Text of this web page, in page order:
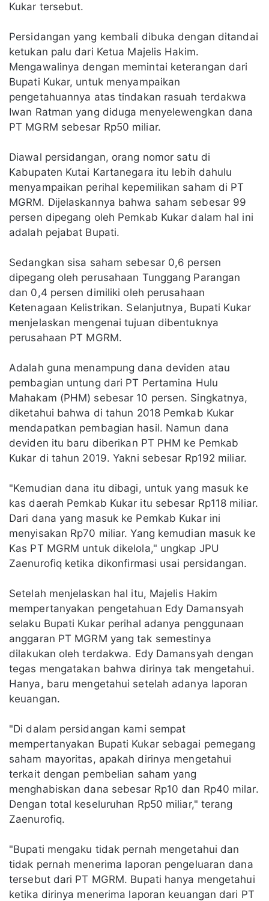
Kukar tersebut.
Persidangan yang kembali dibuka dengan ditandai
ketukan palu dari Ketua Majelis Hakim.
Mengawalinya dengan memintai keterangan dari
Bupati Kukar, untuk menyampaikan
pengetahuannya atas tindakan rasuah terdakwa
Iwan Ratman yang diduga menyelewengkan dana
PT MGRM sebesar Rp50 miliar.
Diawal persidangan, orang nomor satu di
Kabupaten Kutai Kartanegara itu lebih dahulu
menyampaikan perihal kepemilikan saham di PT
MGRM. Dijelaskannya bahwa saham sebesar 99
persen dipegang oleh Pemkab Kukar dalam hal ini
adalah pejabat Bupati.
Sedangkan sisa saham sebesar 0,6 persen
dipegang oleh perusahaan Tunggang Parangan
dan 0,4 persen dimiliki oleh perusahaan
Ketenagaan Kelistrikan. Selanjutnya, Bupati Kukar
menjelaskan mengenai tujuan dibentuknya
perusahaan PT MGRM.
Adalah guna menampung dana deviden atau
pembagian untung dari PT Pertamina Hulu
Mahakam (PHM) sebesar 10 persen. Singkatnya,
diketahui bahwa di tahun 2018 Pemkab Kukar
mendapatkan pembagian hasil. Namun dana
deviden itu baru diberikan PT PHM ke Pemkab
Kukar di tahun 2019. Yakni sebesar Rp192 miliar.
"Kemudian dana itu dibagi, untuk yang masuk ke
kas daerah Pemkab Kukar itu sebesar Rp118 miliar.
Dari dana yang masuk ke Pemkab Kukar ini
menyisakan Rp70 miliar. Yang kemudian masuk ke
Kas PT MGRM untuk dikelola," ungkap JPU
Zaenurofiq ketika dikonfirmasi usai persidangan.
Setelah menjelaskan hal itu, Majelis Hakim
mempertanyakan pengetahuan Edy Damansyah
selaku Bupati Kukar perihal adanya penggunaan
anggaran PT MGRM yang tak semestinya
dilakukan oleh terdakwa. Edy Damansyah dengan
tegas mengatakan bahwa dirinya tak mengetahui.
Hanya, baru mengetahui setelah adanya laporan
keuangan.
"Di dalam persidangan kami sempat
mempertanyakan Bupati Kukar sebagai pemegang
saham mayoritas, apakah dirinya mengetahui
terkait dengan pembelian saham yang
menghabiskan dana sebesar Rp10 dan Rp40 milar.
Dengan total keseluruhan Rp50 miliar," terang
Zaenurofiq.
"Bupati mengaku tidak pernah mengetahui dan
tidak pernah menerima laporan pengeluaran dana
tersebut dari PT MGRM. Bupati hanya mengetahui
ketika dirinya menerima laporan keuangan dari PT